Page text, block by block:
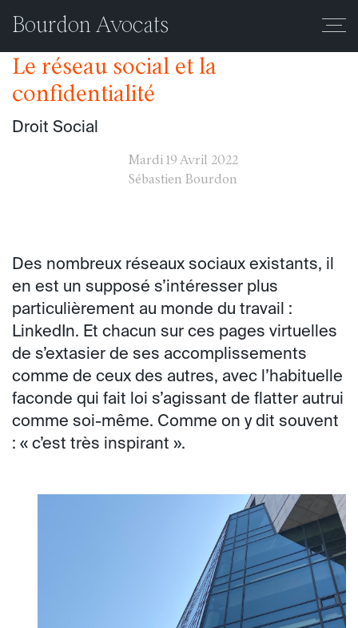
Bourdon Avocats
Mois :avril 2022
Le réseau social et la
confidentialité
Droit Social
Mardi 19 Avril 2022
Sébastien Bourdon
Des nombreux réseaux sociaux existants, il
en est un supposé s’intéresser plus
particulièrement au monde du travail :
LinkedIn. Et chacun sur ces pages virtuelles
de s’extasier de ses accomplissements
comme de ceux des autres, avec l’habituelle
faconde qui fait loi s’agissant de flatter autrui
comme soi-même. Comme on y dit souvent
: « c’est très inspirant ».